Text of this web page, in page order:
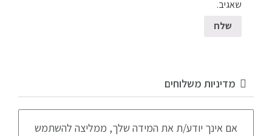
שאגיב.
מדיניות משלוחים
אם אינך יודע/ת את המידה שלך, ממליצה להשתמש